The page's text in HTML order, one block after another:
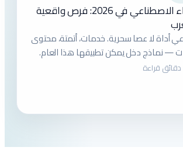
الربح من الذكاء الاصطناعي في 2026: فرص واقعية
أداة لا عصا سحرية. خدمات، أتمتة، محتوى
— نماذج دخل يمكن تطبيقها هذا العام.